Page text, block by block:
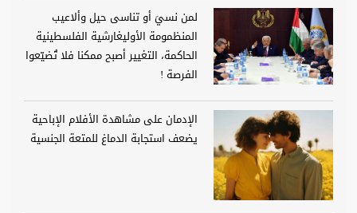
لمن نسيَ أو تناسى حيل وألاعيب
المنظمومة الأوليغارشية الفلسطينية
الحاكمة، التغيير أصبح ممكنا فلا تُضيّعوا
الفرصة !
الإدمان على مشاهدة الأفلام الإباحية
يضعف استجابة الدماغ للمتعة الجنسية